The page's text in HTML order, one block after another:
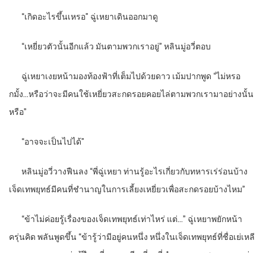
“เกิดอะไรขึ้นเหรอ” ฉู่เหยาเดินออกมาดู
“เหยี่ยวตัวนั้นอีกแล้ว มันตามพวกเราอยู่” หลินมู่อวี่ตอบ
ฉู่เหยาเงยหน้ามองท้องฟ้าที่เต็มไปด้วยดาว เม้มปากพูด “ไม่หรอ
กมั้ง…หรือว่าจะมีคนใช้เหยี่ยวสะกดรอยคอยไล่ตามพวกเรามาอย่างนั้น
หรือ”
“อาจจะเป็นไปได้”
หลินมู่อวี่วางฟืนลง “พี่ฉู่เหยา ท่านรู้อะไรเกี่ยวกับทหารเร่ร่อนบ้าง
เจ็ดเทพยุทธ์มีคนที่ชำนาญในการเลี้ยงเหยี่ยวเพื่อสะกดรอยบ้างไหม”
“ข้าไม่ค่อยรู้เรื่องของเจ็ดเทพยุทธ์เท่าไหร่ แต่…” ฉู่เหยาพยักหน้า
ครุ่นคิด พลันพูดขึ้น “ข้ารู้ว่ามีอยู่คนหนึ่ง หนึ่งในเจ็ดเทพยุทธ์ที่ชื่อเย่เหลี